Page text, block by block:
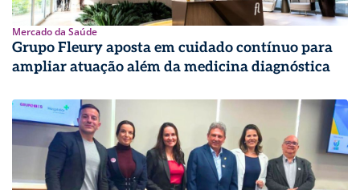
Mercado da Saúde
Grupo Fleury aposta em cuidado contínuo para
ampliar atuação além da medicina diagnóstica